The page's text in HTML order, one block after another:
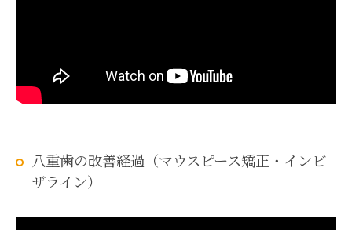
八重歯の改善経過（マウスピース矯正・インビ
ザライン）